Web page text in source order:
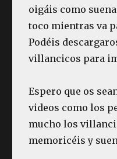
oigáis como
toco mientras va
Podéis
villancicos para
Espero que os
videos como los
mucho los
memoricéis y